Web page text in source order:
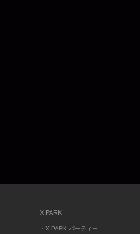
X PARK
・X PARK パーティー